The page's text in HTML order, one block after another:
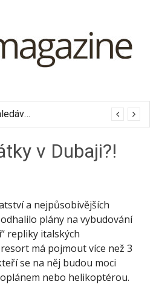
Jak efektivně vyhledávat letenky přes Skyscanner
v Dubaji?!
a nejpůsobivějších
plány na vybudování
repliky italských
má pojmout více než 3
se na něj budou moci
nebo helikoptérou.